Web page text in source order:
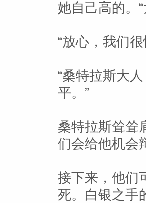
她自己高的。
“放心，我们
“桑特拉斯大
平。”
桑特拉斯耸耸
们会给他机会
接下来，他们
死。白银之手